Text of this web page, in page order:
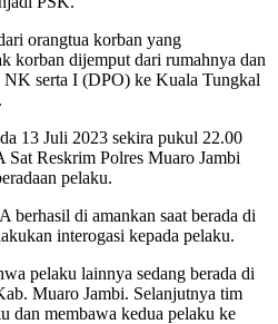
orangtua korban yang
korban dijemput dari rumahnya dan
serta I (DPO) ke Kuala Tungkal
13 Juli 2023 sekira pukul 22.00
Reskrim Polres Muaro Jambi
pelaku.
berhasil di amankan saat berada di
interogasi kepada pelaku.
pelaku lainnya sedang berada di
Muaro Jambi. Selanjutnya tim
dan membawa kedua pelaku ke